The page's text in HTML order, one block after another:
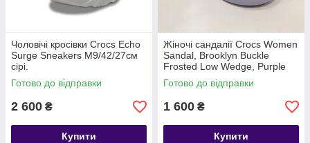
Чоловічі кросівки Crocs Echo
Surge Sneakers M9/42/27см
сірі.
Готово до відправки
2 600 ₴
Купити
Жіночі сандалії Crocs Women
Sandal, Brooklyn Buckle
Frosted Low Wedge, Purple
Moon, прозоро-фіолетовий
Готово до відправки
1 600 ₴
Купити